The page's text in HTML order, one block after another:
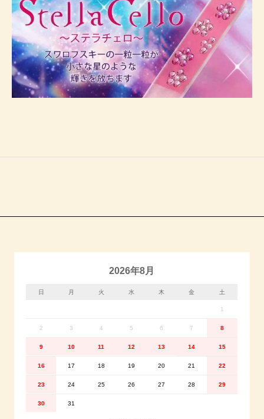
2026年8月
日 月 火 水 木 金 土
1
2 3 4 5 6 7 8
9 10 11 12 13 14 15
16 17 18 19 20 21 22
23 24 25 26 27 28 29
30 31